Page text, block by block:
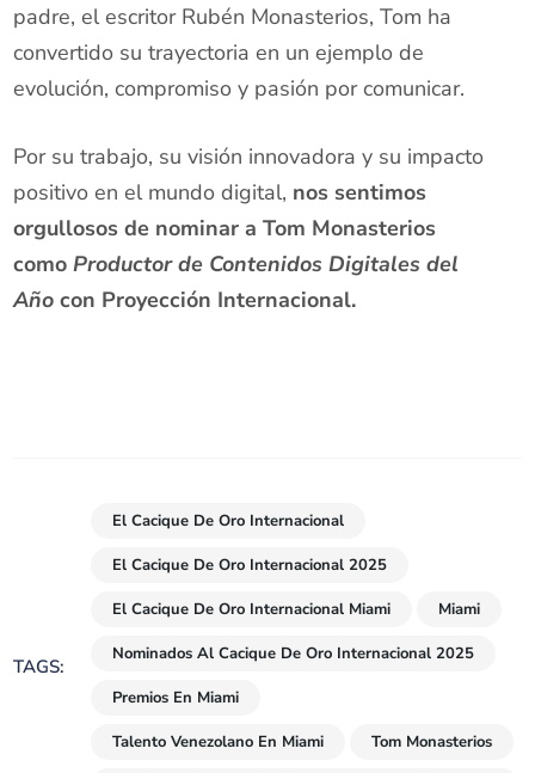
padre, el escritor Rubén Monasterios, Tom ha
convertido su trayectoria en un ejemplo de
evolución, compromiso y pasión por comunicar.
Por su trabajo, su visión innovadora y su impacto
positivo en el mundo digital, nos sentimos
orgullosos de nominar a Tom Monasterios
comoProductor de Contenidos Digitales del
Año con Proyección Internacional.
TAGS:
El Cacique De Oro Internacional
El Cacique De Oro Internacional 2025
El Cacique De Oro Internacional Miami Miami
Nominados Al Cacique De Oro Internacional 2025
Premios En Miami
Talento Venezolano En Miami Tom Monasterios